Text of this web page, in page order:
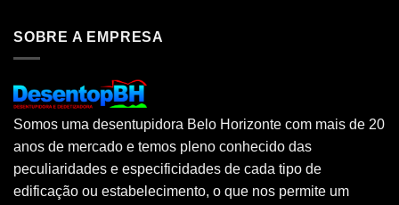
SOBRE A EMPRESA
Somos uma desentupidora Belo Horizonte com mais de 20
anos de mercado e temos pleno conhecido das
peculiaridades e especificidades de cada tipo de
edificação ou estabelecimento, o que nos permite um